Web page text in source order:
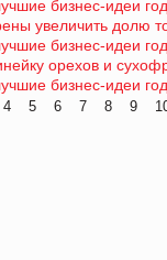
бизнес-идеи
увеличить долю
бизнес-идеи
орехов и
бизнес-идеи
4 5 6 7 8 9